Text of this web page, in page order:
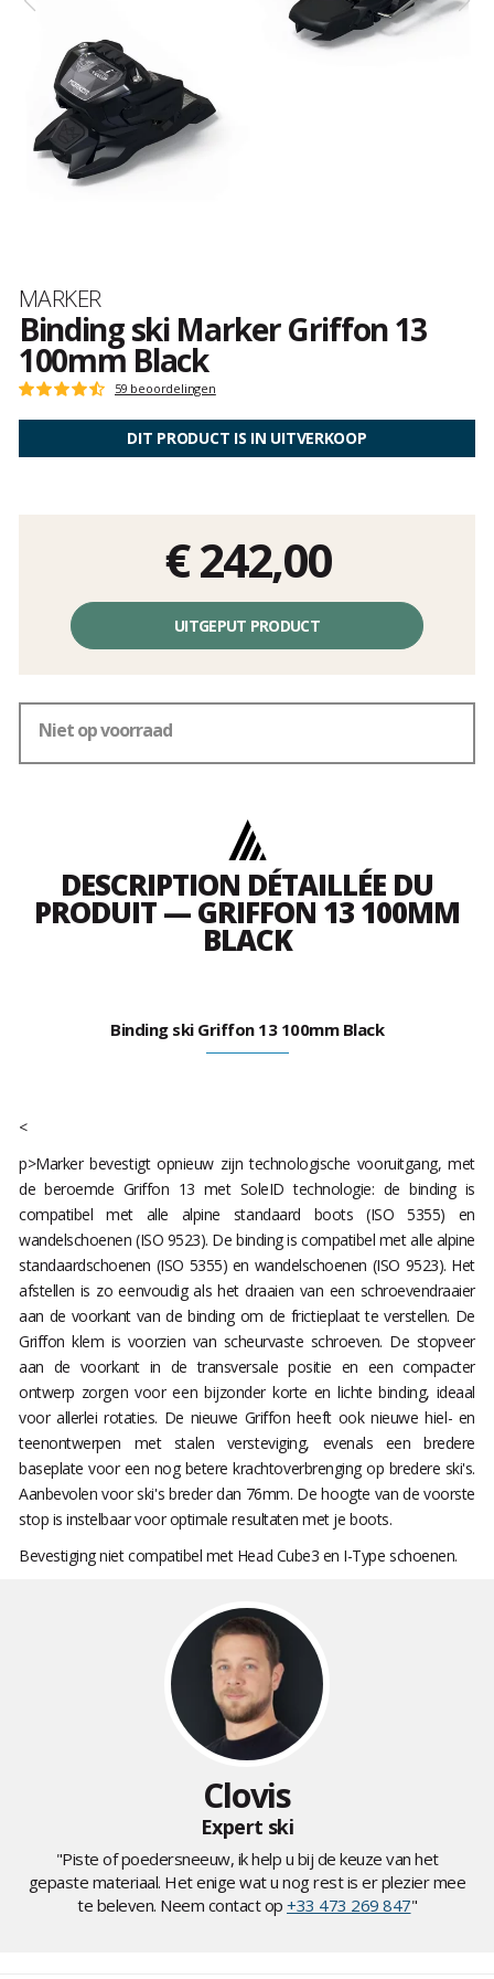
Merk
MARKER
Binding ski Marker Griffon 13
100mm Black
Het
Score
:
op
59 beoordelingen
DIT PRODUCT IS IN UITVERKOOP
€ 242,00
Éénheidsprijs,
UITGEPUT PRODUCT
Niet op voorraad
DESCRIPTION DÉTAILLÉE DU
PRODUIT — GRIFFON 13 100MM
BLACK
Binding ski Griffon 13 100mm Black
<
p>Marker bevestigt opnieuw zijn technologische vooruitgang, met
de beroemde Griffon 13 met SoleID technologie: de binding is
compatibel met alle alpine standaard boots (ISO 5355) en
wandelschoenen (ISO 9523). De binding is compatibel met alle alpine
standaardschoenen (ISO 5355) en wandelschoenen (ISO 9523). Het
afstellen is zo eenvoudig als het draaien van een schroevendraaier
aan de voorkant van de binding om de frictieplaat te verstellen. De
Griffon klem is voorzien van scheurvaste schroeven. De stopveer
aan de voorkant in de transversale positie en een compacter
ontwerp zorgen voor een bijzonder korte en lichte binding, ideaal
voor allerlei rotaties. De nieuwe Griffon heeft ook nieuwe hiel- en
teenontwerpen met stalen versteviging, evenals een bredere
baseplate voor een nog betere krachtoverbrenging op bredere ski's.
Aanbevolen voor ski's breder dan 76mm. De hoogte van de voorste
stop is instelbaar voor optimale resultaten met je boots.
Bevestiging niet compatibel met Head Cube3 en I-Type schoenen.
Clovis
Expert ski
"Piste of poedersneeuw, ik help u bij de keuze van het
gepaste materiaal. Het enige wat u nog rest is er plezier mee
te beleven. Neem contact op +33 473 269 847"